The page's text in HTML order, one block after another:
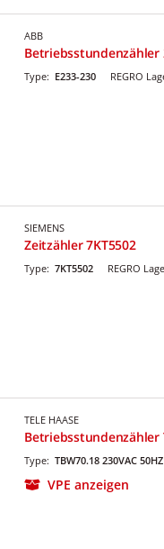
ABB
Betriebsstundenzähler
REGRO
Type: E233-230
SIEMENS
Zeitzähler 7KT5502
REGRO
Type: 7KT5502
TELE HAASE
Betriebsstundenzähler
Type: TBW70.18 230VAC 50HZ
VPE anzeigen